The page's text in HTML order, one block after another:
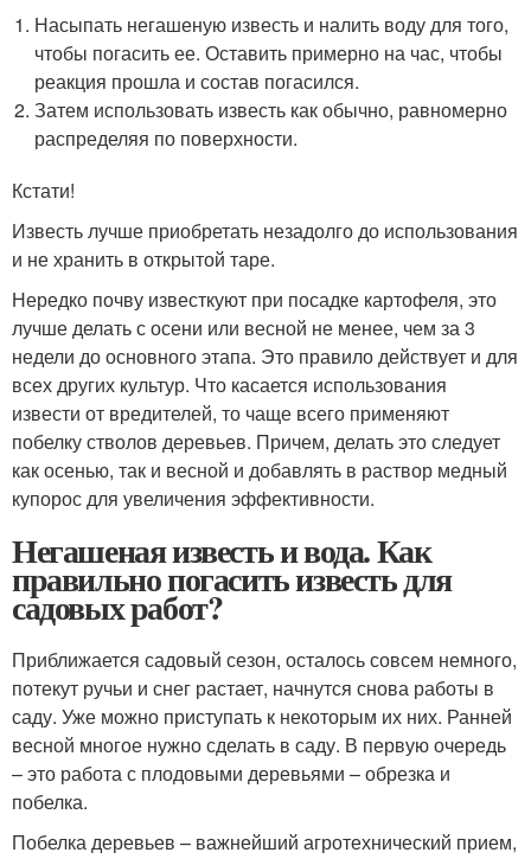
Насыпать негашеную известь и налить воду для того,
чтобы погасить ее. Оставить примерно на час, чтобы
реакция прошла и состав погасился.
Затем использовать известь как обычно, равномерно
распределяя по поверхности.
Кстати!
Известь лучше приобретать незадолго до использования
и не хранить в открытой таре.
Нередко почву известкуют при посадке картофеля, это
лучше делать с осени или весной не менее, чем за 3
недели до основного этапа. Это правило действует и для
всех других культур. Что касается использования
извести от вредителей, то чаще всего применяют
побелку стволов деревьев. Причем, делать это следует
как осенью, так и весной и добавлять в раствор медный
купорос для увеличения эффективности.
Негашеная известь и вода. Как
правильно погасить известь для
садовых работ?
Приближается садовый сезон, осталось совсем немного,
потекут ручьи и снег растает, начнутся снова работы в
саду. Уже можно приступать к некоторым их них. Ранней
весной многое нужно сделать в саду. В первую очередь
– это работа с плодовыми деревьями – обрезка и
побелка.
Побелка деревьев – важнейший агротехнический прием,